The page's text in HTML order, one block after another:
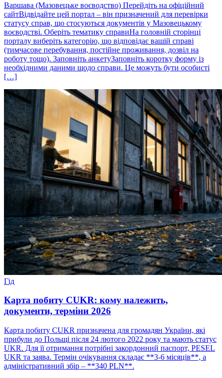
Варшава (Мазовецьке воєводство) Перейдіть на офіційний
сайтВідвідайте цей портал – він призначений для перевірки
статусу справ, що стосуються документів у Мазовецькому
воєводстві. Оберіть тематику справиНа головній сторінці
порталу виберіть категорію, що відповідає вашій справі
(тимчасове перебування, постійне проживання, дозвіл на
роботу тощо). Заповніть анкетуЗаповніть коротку форму із
необхідними даними щодо справи. Це можуть бути особисті
[…]
Гід
Карта побиту CUKR: кому належить,
документи, терміни 2026
Карта побиту CUKR призначена для громадян України, які
прибули до Польщі після 24 лютого 2022 року та мають статус
UKR. Для її отримання потрібні закордонний паспорт, PESEL
UKR та заява. Термін очікування складає **3-6 місяців**, а
адміністративний збір – **340 PLN**.